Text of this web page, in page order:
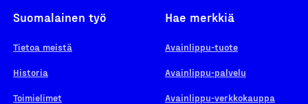
Suomalainen työ
Tietoa meistä
Historia
Toimielimet
Hae merkkiä
Avainlippu-tuote
Avainlippu-palvelu
Avainlippu-verkkokauppa